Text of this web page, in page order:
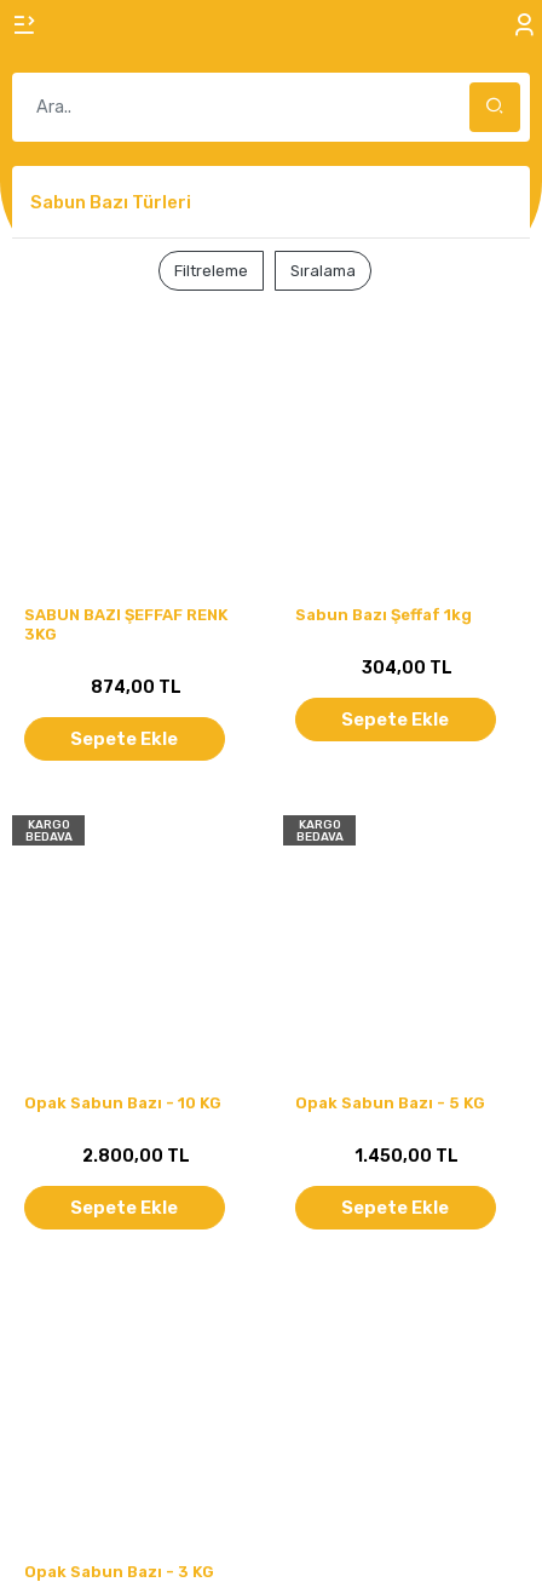
Sabun Bazı Türleri
Filtreleme Sıralama
SABUN BAZI ŞEFFAF RENK
3KG
874,00 TL
Sepete Ekle
Sabun Bazı Şeffaf 1kg
304,00 TL
Sepete Ekle
KARGO
BEDAVA
Opak Sabun Bazı - 10 KG
2.800,00 TL
Sepete Ekle
KARGO
BEDAVA
Opak Sabun Bazı - 5 KG
1.450,00 TL
Sepete Ekle
Opak Sabun Bazı - 3 KG